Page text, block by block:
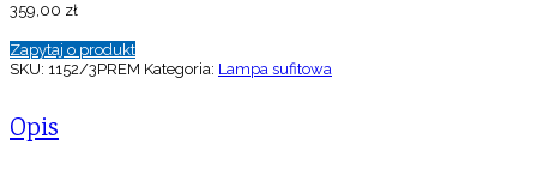
359,00 zł
Zapytaj o produkt
SKU: 1152/3PREM Kategoria: Lampa sufitowa
Opis